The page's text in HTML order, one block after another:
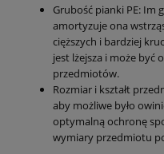
Grubość pianki PE: Im
amortyzuje ona
cięższych i bardziej
jest lżejsza i może być
przedmiotów.
Rozmiar i kształt
aby możliwe było
optymalną ochronę
wymiary przedmiotu